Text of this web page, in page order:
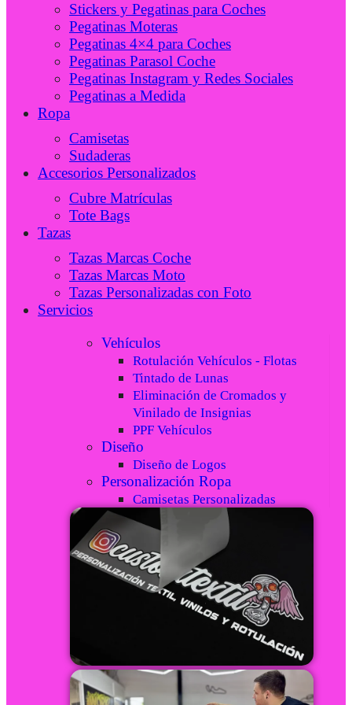
Stickers y Pegatinas para Coches
Pegatinas Moteras
Pegatinas 4×4 para Coches
Pegatinas Parasol Coche
Pegatinas Instagram y Redes Sociales
Pegatinas a Medida
Ropa
Camisetas
Sudaderas
Accesorios Personalizados
Cubre Matrículas
Tote Bags
Tazas
Tazas Marcas Coche
Tazas Marcas Moto
Tazas Personalizadas con Foto
Servicios
Vehículos
Rotulación Vehículos - Flotas
Tintado de Lunas
Eliminación de Cromados y
Vinilado de Insignias
PPF Vehículos
Diseño
Diseño de Logos
Personalización Ropa
Camisetas Personalizadas